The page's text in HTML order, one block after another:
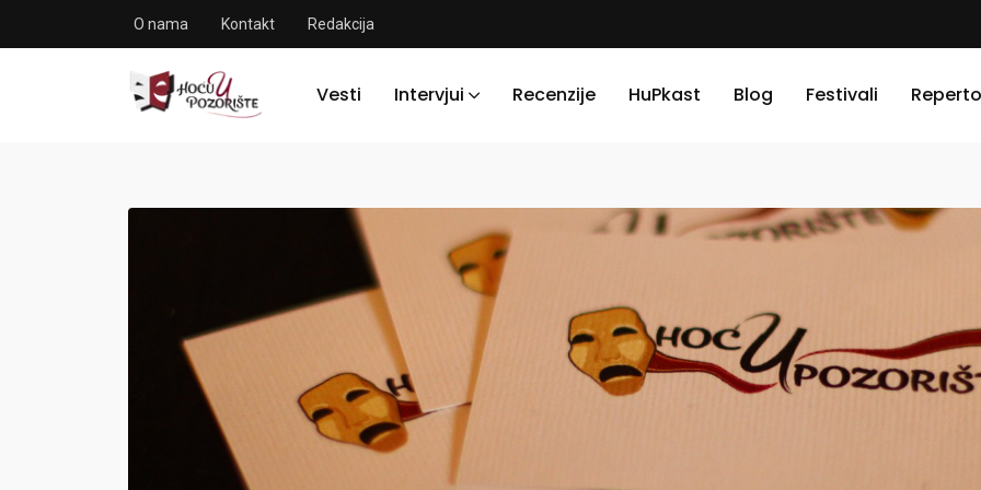
O nama Kontakt Redakcija
Vesti Intervjui Recenzije HuPkast Blog Festivali